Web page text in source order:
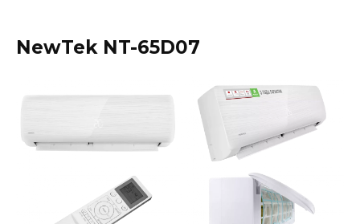
NewTek NT-65D07